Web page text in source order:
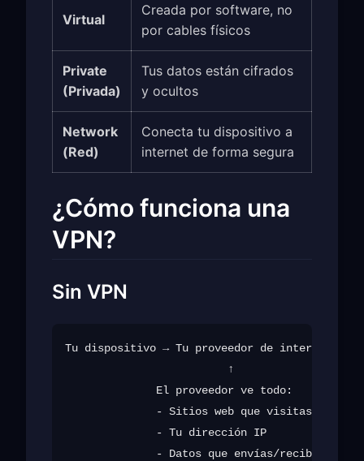
Virtual
Creada por software, no
por cables físicos
Private
(Privada)
Tus datos están cifrados
y ocultos
Network
(Red)
Conecta tu dispositivo a
internet de forma segura
¿Cómo funciona una
VPN?
Sin VPN
Tu dispositivo → Tu proveedor de internet →
                         ↑
              El proveedor ve todo:
              - Sitios web que visitas
              - Tu dirección IP